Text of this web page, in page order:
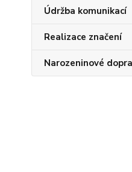
Údržba komunikací
Realizace značení
Narozeninové